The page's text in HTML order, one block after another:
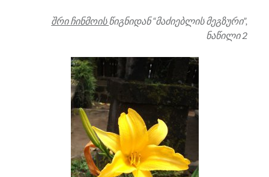
შრი ჩინმოისწიგნიდან “მაძიებლის მეგზური”,
ნაწილი 2